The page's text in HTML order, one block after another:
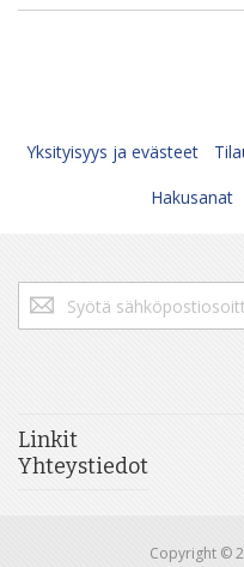
Yksityisyys ja evästeet
Hakusanat
Tilaa
uutiskirjeemme:
Linkit
Yhteystiedot
Copyright ©